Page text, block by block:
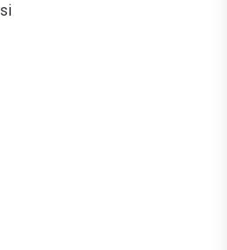
si